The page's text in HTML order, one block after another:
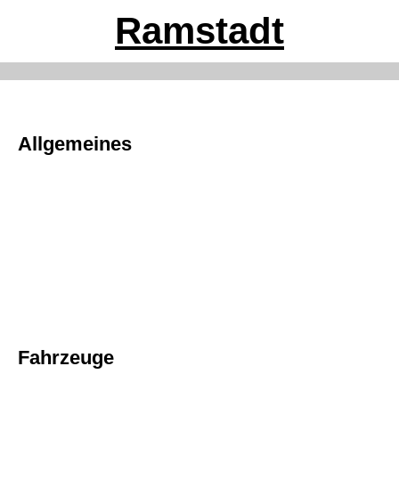
Ramstadt
Allgemeines
Fahrzeuge